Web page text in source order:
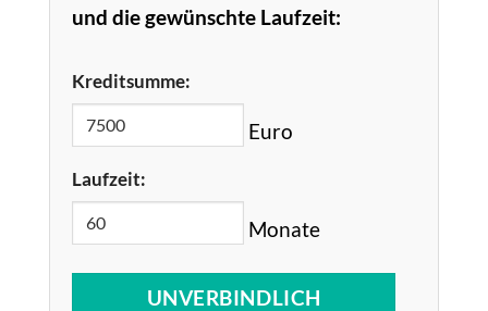
und die gewünschte Laufzeit:
Kreditsumme:
Euro
Laufzeit:
Monate
UNVERBINDLICH